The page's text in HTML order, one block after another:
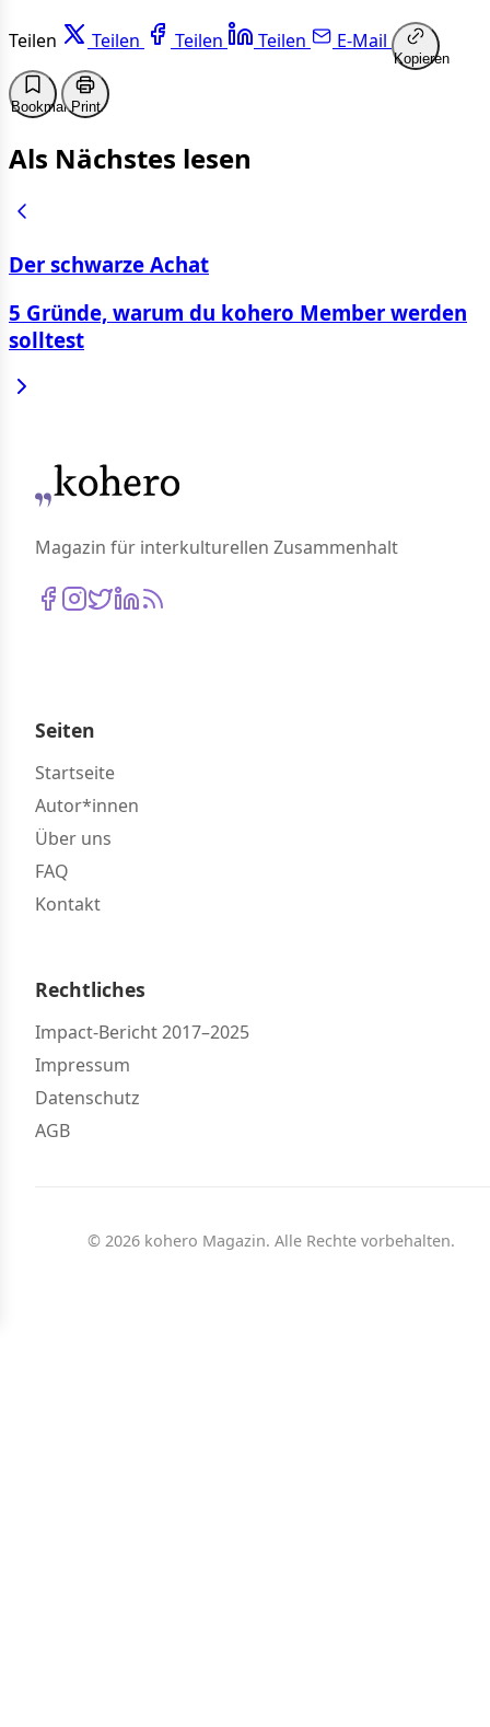
Teilen Teilen Teilen Teilen E-Mail
Kopieren
BookmarkPrint
Als Nächstes lesen
Der schwarze Achat
5 Gründe, warum du kohero Member werden
solltest
Magazin für interkulturellen Zusammenhalt
Seiten
Startseite
Autor*innen
Über uns
FAQ
Kontakt
Rechtliches
Impact-Bericht 2017–2025
Impressum
Datenschutz
AGB
© 2026 kohero Magazin. Alle Rechte vorbehalten.